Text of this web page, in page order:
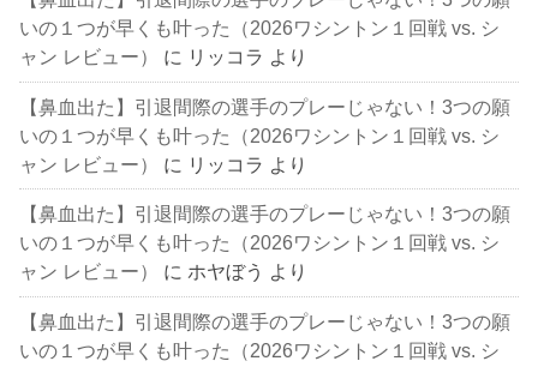
いの１つが早くも叶った（2026ワシントン１回戦 vs. シ
ャン レビュー）
に リッコラ より
【鼻血出た】引退間際の選手のプレーじゃない！3つの願
いの１つが早くも叶った（2026ワシントン１回戦 vs. シ
ャン レビュー）
に リッコラ より
【鼻血出た】引退間際の選手のプレーじゃない！3つの願
いの１つが早くも叶った（2026ワシントン１回戦 vs. シ
ャン レビュー）
に ホヤぼう より
【鼻血出た】引退間際の選手のプレーじゃない！3つの願
いの１つが早くも叶った（2026ワシントン１回戦 vs. シ